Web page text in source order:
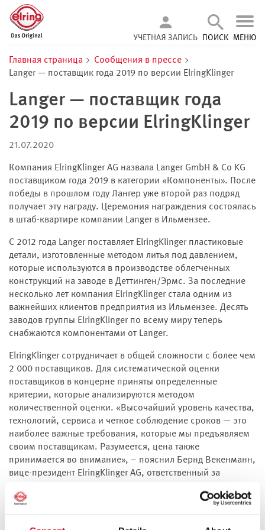
УЧЕТНАЯ ЗАПИСЬ ПОИСК МЕНЮ
Главная страница
Сообщения в прессе
Langer — поставщик года 2019 по версии ElringKlinger
Langer — поставщик года
2019 по версии ElringKlinger
21.07.2020
Компания ElringKlinger AG назвала Langer GmbH & Co KG
поставщиком года 2019 в категории «Компоненты». После
победы в прошлом году Лангер уже второй раз подряд
получает эту награду. Церемония награждения состоялась
в штаб-квартире компании Langer в Ильмензее.
С 2012 года Langer поставляет ElringKlinger пластиковые
детали, изготовленные методом литья под давлением,
которые используются в производстве облегченных
конструкций на заводе в Деттинген/Эрмс. За последние
несколько лет компания ElringKlinger стала одним из
важнейших клиентов предприятия из Ильмензее. Десять
заводов группы ElringKlinger по всему миру теперь
снабжаются компонентами от Langer.
ElringKlinger сотрудничает в общей сложности с более чем
2 000 поставщиков. Для систематической оценки
поставщиков в концерне приняты определенные
критерии, которые анализируются методом
количественной оценки. «Высочайший уровень качества,
технологий, сервиса и четкое соблюдение сроков — это
наиболее важные требования, которые мы предъявляем
своим поставщикам. Разумеется, цена также
принимается во внимание», – пояснил Бернд Векенманн,
вице-президент ElringKlinger AG, ответственный за